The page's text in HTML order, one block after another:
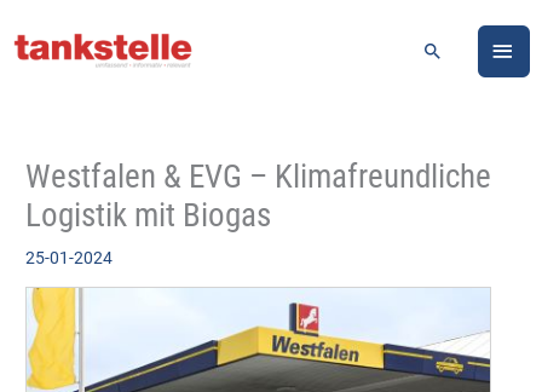
Inhalt
Suchen
Westfalen & EVG – Klimafreundliche
Logistik mit Biogas
25-01-2024